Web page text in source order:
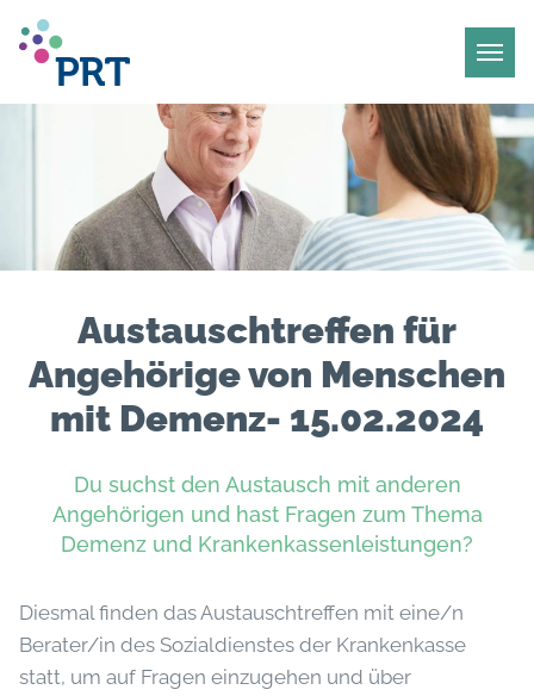
Austauschtreffen für
Angehörige von Menschen
mit Demenz- 15.02.2024
Du suchst den Austausch mit anderen
Angehörigen und hast Fragen zum Thema
Demenz und Krankenkassenleistungen?
Diesmal finden das Austauschtreffen mit eine/n
Berater/in des Sozialdienstes der Krankenkasse
statt, um auf Fragen einzugehen und über